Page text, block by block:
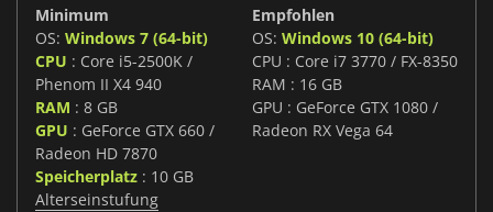
Minimum
OS: Windows 7 (64-bit)
CPU : Core i5-2500K /
Phenom II X4 940
RAM : 8 GB
GPU : GeForce GTX 660 /
Radeon HD 7870
Speicherplatz : 10 GB
Empfohlen
OS: Windows 10 (64-bit)
CPU : Core i7 3770 / FX-8350
RAM : 16 GB
GPU : GeForce GTX 1080 /
Radeon RX Vega 64
Alterseinstufung